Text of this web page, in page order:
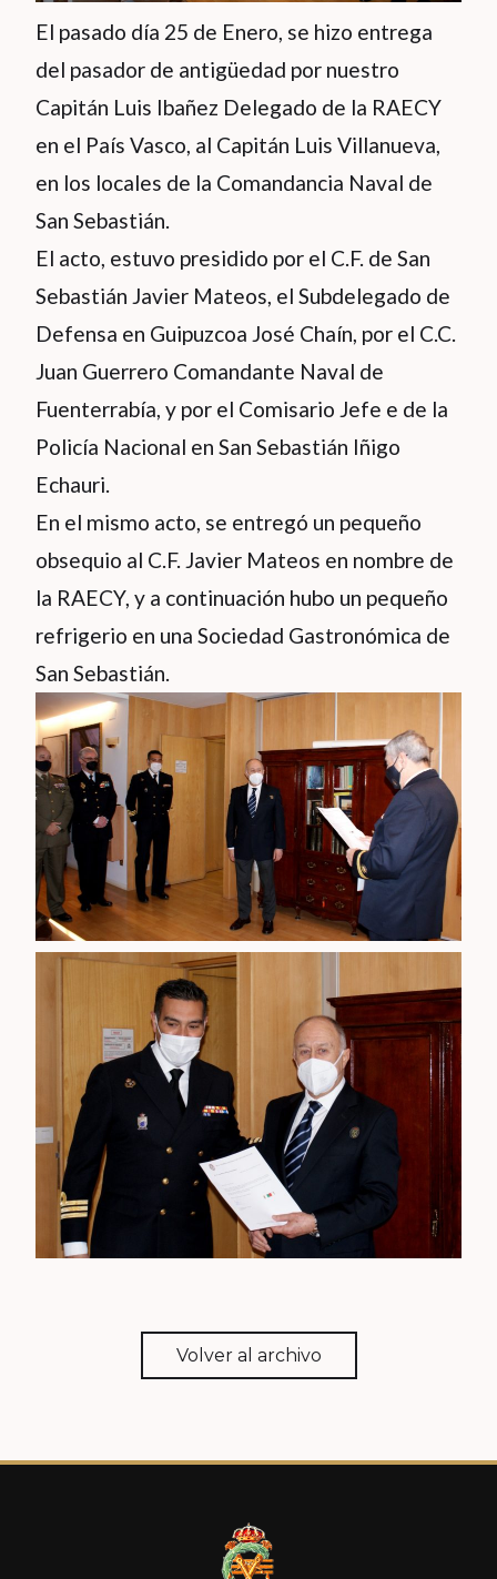
El pasado día 25 de Enero, se hizo entrega
del pasador de antigüedad por nuestro
Capitán Luis Ibañez Delegado de la RAECY
en el País Vasco, al Capitán Luis Villanueva,
en los locales de la Comandancia Naval de
San Sebastián.
El acto, estuvo presidido por el C.F. de San
Sebastián Javier Mateos, el Subdelegado de
Defensa en Guipuzcoa José Chaín, por el C.C.
Juan Guerrero Comandante Naval de
Fuenterrabía, y por el Comisario Jefe e de la
Policía Nacional en San Sebastián Iñigo
Echauri.
En el mismo acto, se entregó un pequeño
obsequio al C.F. Javier Mateos en nombre de
la RAECY, y a continuación hubo un pequeño
refrigerio en una Sociedad Gastronómica de
San Sebastián.
Volver al archivo